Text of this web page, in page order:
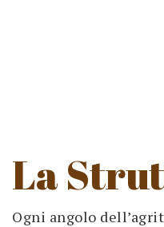
La
Ogni angolo